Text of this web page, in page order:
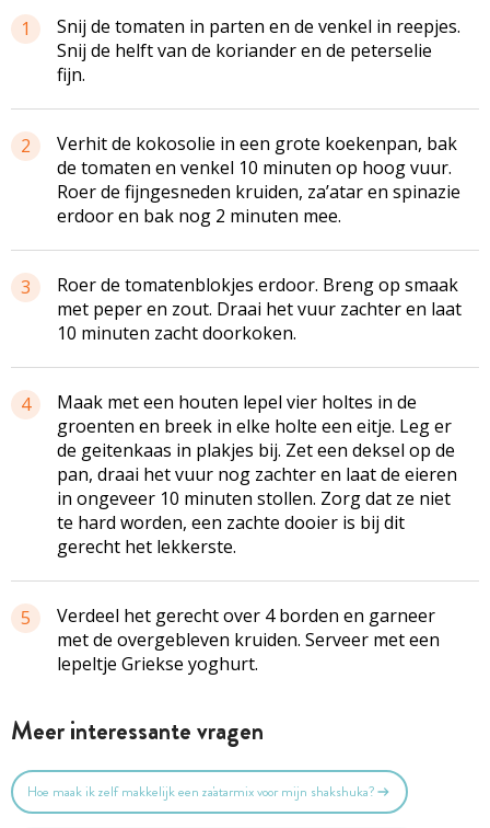
1
Snij de tomaten in parten en de venkel in reepjes.
Snij de helft van de koriander en de peterselie
fijn.
2
Verhit de kokosolie in een grote koekenpan, bak
de tomaten en venkel 10 minuten op hoog vuur.
Roer de fijngesneden kruiden, za’atar en spinazie
erdoor en bak nog 2 minuten mee.
3
Roer de tomatenblokjes erdoor. Breng op smaak
met peper en zout. Draai het vuur zachter en laat
10 minuten zacht doorkoken.
4
Maak met een houten lepel vier holtes in de
groenten en breek in elke holte een eitje. Leg er
de geitenkaas in plakjes bij. Zet een deksel op de
pan, draai het vuur nog zachter en laat de eieren
in ongeveer 10 minuten stollen. Zorg dat ze niet
te hard worden, een zachte dooier is bij dit
gerecht het lekkerste.
5
Verdeel het gerecht over 4 borden en garneer
met de overgebleven kruiden. Serveer met een
lepeltje Griekse yoghurt.
Meer interessante vragen
Hoe maak ik zelf makkelijk een za'atarmix voor mijn shakshuka?